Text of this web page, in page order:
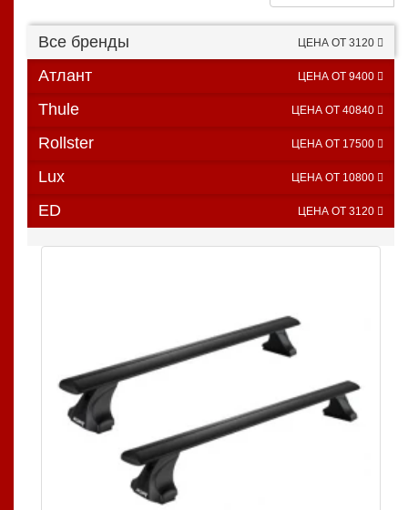
Все бренды ЦЕНА ОТ 3120
Атлант ЦЕНА ОТ 9400
Thule ЦЕНА ОТ 40840
Rollster ЦЕНА ОТ 17500
Lux ЦЕНА ОТ 10800
ED ЦЕНА ОТ 3120